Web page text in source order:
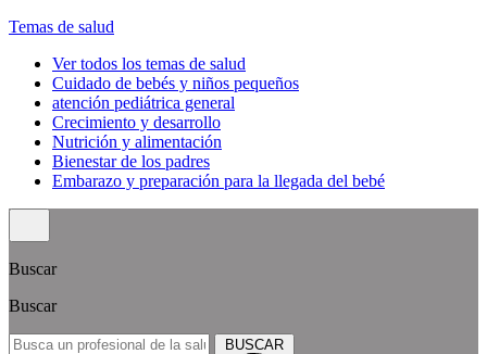
Temas de salud
Ver todos los temas de salud
Cuidado de bebés y niños pequeños
atención pediátrica general
Crecimiento y desarrollo
Nutrición y alimentación
Bienestar de los padres
Embarazo y preparación para la llegada del bebé
Buscar
Buscar
BUSCAR